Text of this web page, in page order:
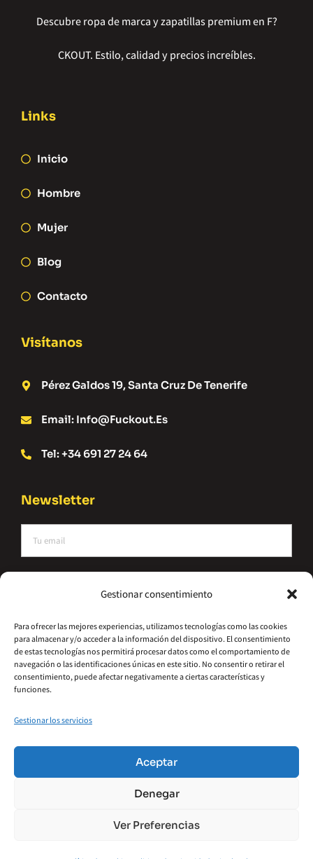
Gestionar consentimiento
Para ofrecer las mejores experiencias, utilizamos tecnologías como las cookies
para almacenar y/o acceder a la información del dispositivo. El consentimiento
de estas tecnologías nos permitirá procesar datos como el comportamiento de
navegación o las identificaciones únicas en este sitio. No consentir o retirar el
consentimiento, puede afectar negativamente a ciertas características y
funciones.
Gestionar los servicios
Aceptar
Denegar
Ver Preferencias
Descubre ropa de marca y zapatillas premium en F?
CKOUT. Estilo, calidad y precios increíbles.
Links
Inicio
Hombre
Mujer
Blog
Contacto
Visítanos
Pérez Galdos 19, Santa Cruz De Tenerife
Email: Info@fuckout.es
Tel: +34 691 27 24 64
Newsletter
Alternative:
©2026 – Hydrometal Canarias SL
Política De CookiesAccesibilidad
Términos Y Condiciones